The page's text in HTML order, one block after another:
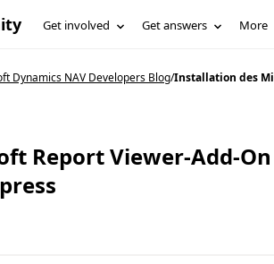
Get involved Get answers More
Dynamics NAV Developers Blog/Installation des
Report Viewer-Add-